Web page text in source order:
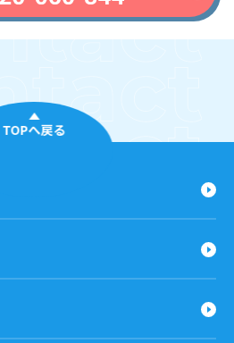
TOPへ戻る